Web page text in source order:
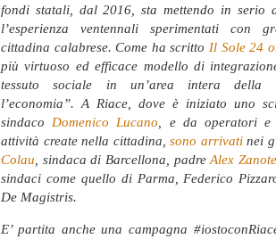
fondi statali, dal 2016, sta mettendo in serio
l’esperienza ventennali sperimentati con
cittadina calabrese. Come ha scritto Il Sole 24
più virtuoso ed efficace modello di
tessuto sociale in un’area intera della
l’economia”. A Riace, dove è iniziato uno
sindaco Domenico Lucano , e da operatori
attività create nella cittadina, sono arrivatinei
Colau , sindaca di Barcellona, padreAlex
sindaci come quello di Parma, Federico
De Magistris.
E’ partita anche una campagna